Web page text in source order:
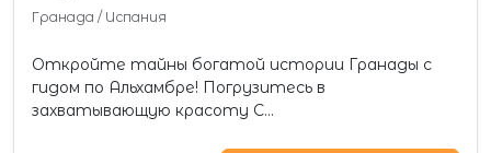
Гранада / Испания
Откройте тайны богатой истории Гранады с
гидом по Альхамбре! Погрузитесь в
захватывающую красоту С…